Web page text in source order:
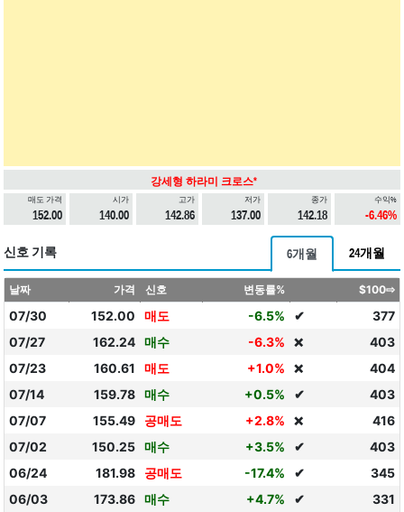
강세형 하라미 크로스*
매도 가격
152.00
시가
140.00
고가
142.86
저가
137.00
종가
142.18
수익%
-6.46%
신호 기록 6개월 24개월
날짜 가격 신호 변동률% $100⇨
07/30 152.00 매도 -6.5% ✔
377
07/27
162.24 매수 -6.3% ❌
403
07/23
160.61 매도 +1.0% ❌
404
07/14
159.78 매수 +0.5% ✔
403
07/07
155.49 공매도 +2.8% ❌
416
07/02
150.25 매수 +3.5% ✔
403
06/24
181.98 공매도 -17.4% ✔
345
06/03
173.86 매수 +4.7% ✔
331